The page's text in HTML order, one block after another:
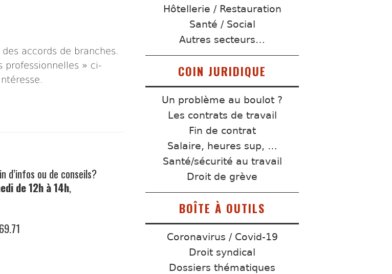
accords de branches.
professionnelles » ci-
d’infos ou de conseils?
de 12h à 14h,
Hôtellerie / Restauration
Santé / Social
Autres secteurs…
COIN JURIDIQUE
Un problème au boulot ?
Les contrats de travail
Fin de contrat
Salaire, heures sup, …
Santé/sécurité au travail
Droit de grève
BOÎTE À OUTILS
Coronavirus / Covid-19
Droit syndical
Dossiers thématiques